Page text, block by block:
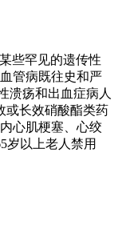
些罕见的遗传性
管病既往史和严
溃疡和出血症病人
或长效硝酸酯类药
心肌梗塞、心绞
岁以上老人禁用